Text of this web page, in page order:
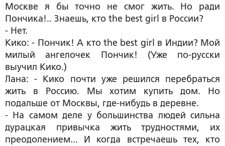
Москве я бы точно не смог жить. Но ради
Пончика!.. Знаешь, кто the best girl в России?
- Нет.
Кико: - Пончик! А кто the best girl в Индии? Мой
милый ангелочек Пончик! (Уже по-русски
выучил Кико.)
Лана: - Кико почти уже решился перебраться
жить в Россию. Мы хотим купить дом. Но
подальше от Москвы, где-нибудь в деревне.
- На самом деле у большинства людей сильна
дурацкая привычка жить трудностями, их
преодолением... И когда встречаешь тех, кто